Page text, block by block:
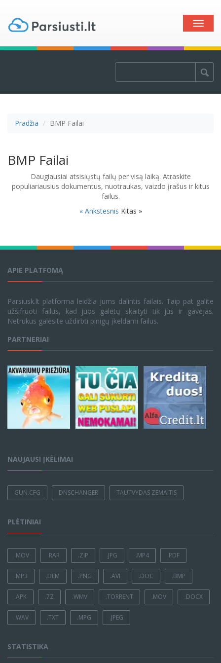
Toggle
Pradžia BMP Failai
BMP Failai
Daugiausiai atsisiųstų failų per visą laiką. Atraskite
populiariausius dokumentus, nuotraukas, vaizdo įrašus ir kitus
failus.
« Ankstesnis Kitas »
APIE PLATFOMĄ
Parsiusk.lt platforma leidžia jums dalintis failais. Taip pat galite
užšifruoti failus, kad juos galėtų skaityti tik jūs ir gavėjas.
Netrukus galėsite uždirbti pinigų įkeldami failus.
PARTNERIAI
NAUJAUSI ĮKĖLIMAI
GUN.CFG DNSCHANGER TAUTVYDAS ZEMAITIS
PLĖTINIAI
.MOV .RAR .ZIP .JPG .MP4 .PDF
.MP3 .DEM .PNG .AVI .DOC .BMP
.APK .7Z .WMV .TORRENT .MOV .DOCX
.WAV .TXT .MPG .JPEG
STATISTIKA